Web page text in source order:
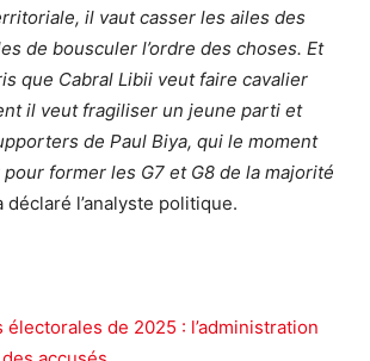
il vaut casser les ailes des
de bousculer l’ordre des choses. Et
que Cabral Libii veut faire cavalier
il veut fragiliser un jeune parti et
de Paul Biya, qui le moment
pour former les G7 et G8 de la majorité
déclaré l’analyste politique.
électorales de 2025 : l’administration